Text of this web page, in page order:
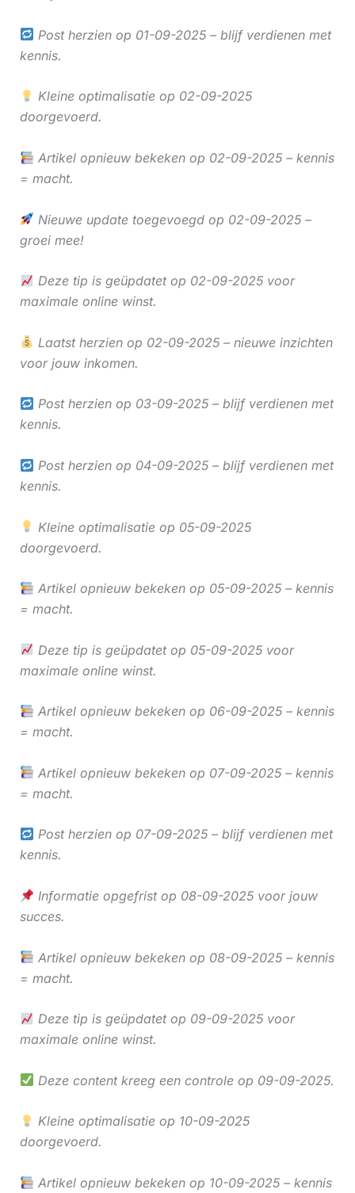
Post herzien op 01-09-2025 – blijf verdienen met
kennis.
Kleine optimalisatie op 02-09-2025
doorgevoerd.
Artikel opnieuw bekeken op 02-09-2025 – kennis
= macht.
Nieuwe update toegevoegd op 02-09-2025 –
groei mee!
Deze tip is geüpdatet op 02-09-2025 voor
maximale online winst.
Laatst herzien op 02-09-2025 – nieuwe inzichten
voor jouw inkomen.
Post herzien op 03-09-2025 – blijf verdienen met
kennis.
Post herzien op 04-09-2025 – blijf verdienen met
kennis.
Kleine optimalisatie op 05-09-2025
doorgevoerd.
Artikel opnieuw bekeken op 05-09-2025 – kennis
= macht.
Deze tip is geüpdatet op 05-09-2025 voor
maximale online winst.
Artikel opnieuw bekeken op 06-09-2025 – kennis
= macht.
Artikel opnieuw bekeken op 07-09-2025 – kennis
= macht.
Post herzien op 07-09-2025 – blijf verdienen met
kennis.
Informatie opgefrist op 08-09-2025 voor jouw
succes.
Artikel opnieuw bekeken op 08-09-2025 – kennis
= macht.
Deze tip is geüpdatet op 09-09-2025 voor
maximale online winst.
Deze content kreeg een controle op 09-09-2025.
Kleine optimalisatie op 10-09-2025
doorgevoerd.
Artikel opnieuw bekeken op 10-09-2025 – kennis